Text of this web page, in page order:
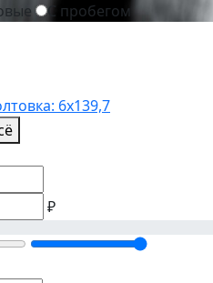
С пробегом
6x139,7
₽